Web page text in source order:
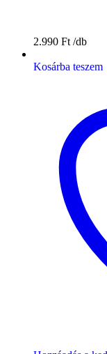
2.990 Ft
Kosárba teszem